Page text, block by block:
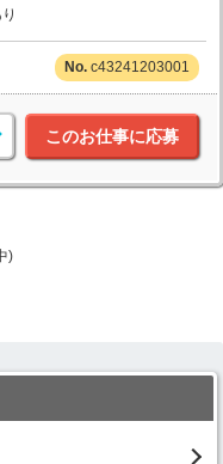
c43241203001
このお仕事に応募
)